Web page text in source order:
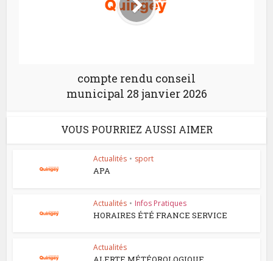
compte rendu conseil
municipal 28 janvier 2026
VOUS POURRIEZ AUSSI AIMER
Actualités • sport
APA
Actualités • Infos Pratiques
HORAIRES ÉTÉ FRANCE SERVICE
Actualités